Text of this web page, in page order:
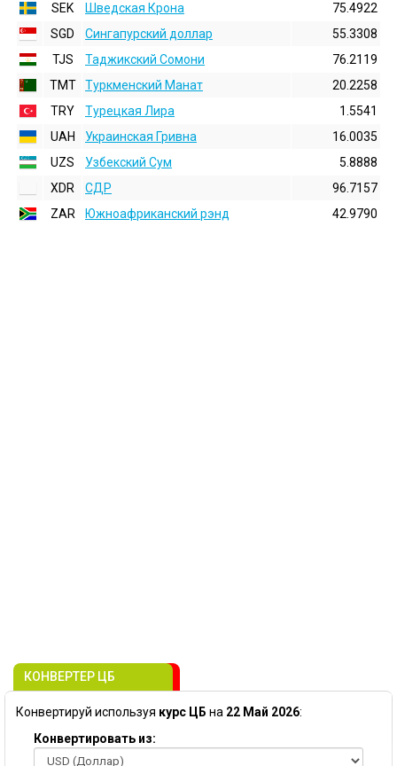
SEK
Шведская Крона
75.4922
SGD
Сингапурский доллар
55.3308
TJS
Таджикский Сомони
76.2119
TMT
Туркменский Манат
20.2258
TRY
Турецкая Лира
1.5541
UAH
Украинская Гривна
16.0035
UZS
Узбекский Сум
5.8888
XDR
СДР
96.7157
ZAR
Южноафриканский рэнд 42.9790
КОНВЕРТЕР ЦБ
Конвертируй используя курс ЦБ на 22 Май 2026:
Конвертировать из: